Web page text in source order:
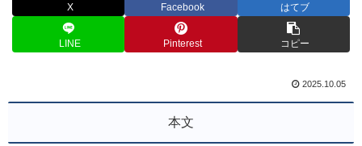
X Facebook はてブ
LINE Pinterest コピー
2025.10.05
本文